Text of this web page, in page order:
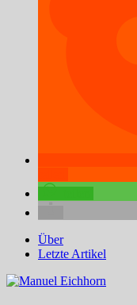
Über
Letzte Artikel